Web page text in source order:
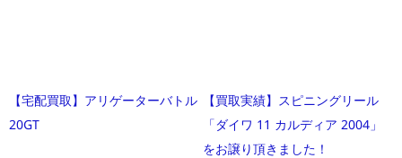
【宅配買取】アリゲーターバトル
20GT
【買取実績】スピニングリール
「ダイワ 11 カルディア 2004」
をお譲り頂きました！